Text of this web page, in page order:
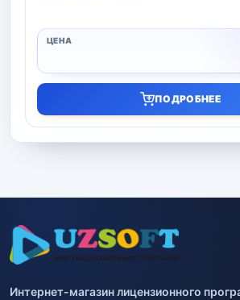
ПОДРОБНЕЕ
Интернет-магазин лицензионного